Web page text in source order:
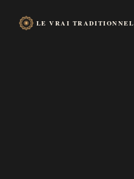
LE VRAI TRADITIONNEL